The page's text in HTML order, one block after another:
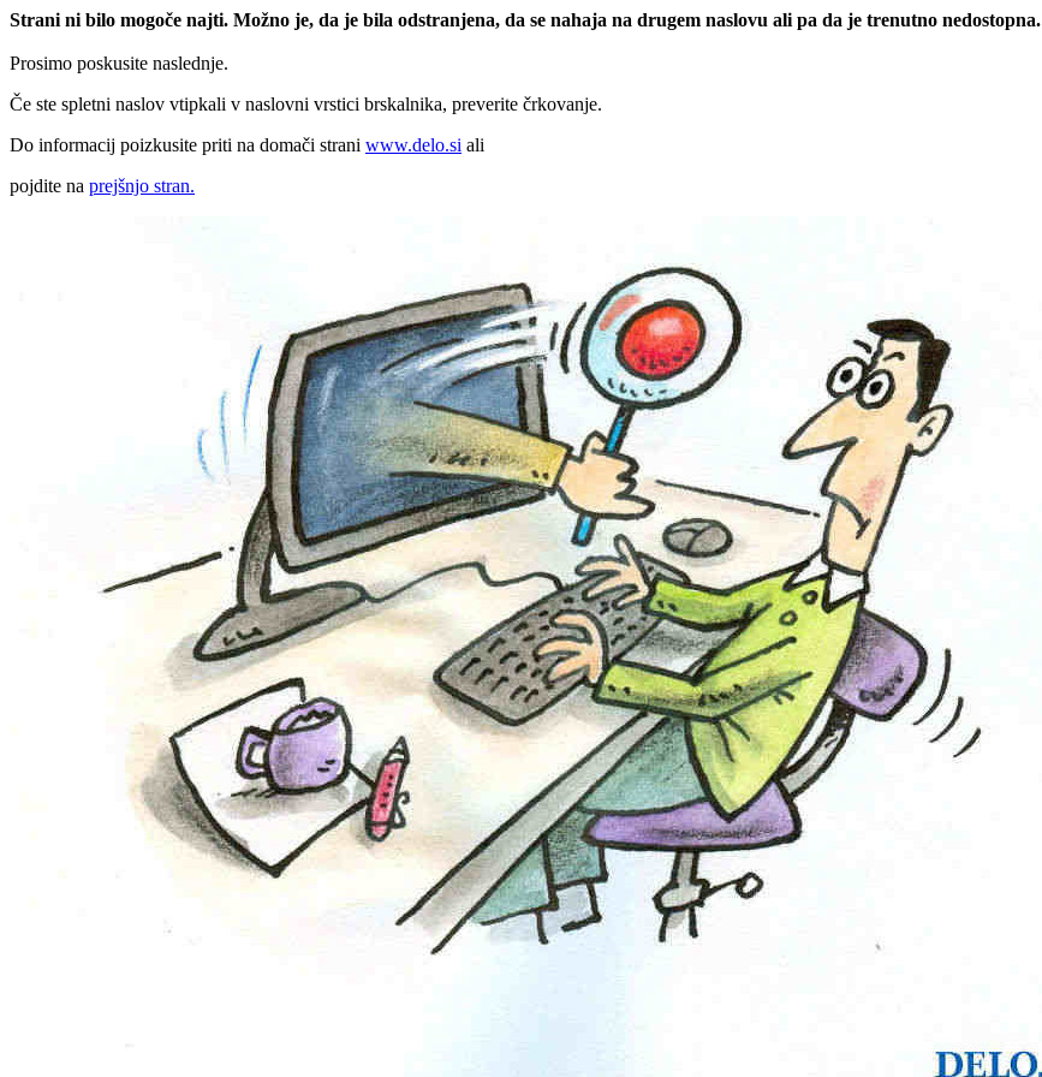
Strani ni bilo mogoče najti. Možno je, da je bila odstranjena, da se nahaja na drugem naslovu ali pa da je trenutno nedostopna.
Prosimo poskusite naslednje.
Če ste spletni naslov vtipkali v naslovni vrstici brskalnika, preverite črkovanje.
Do informacij poizkusite priti na domači strani www.delo.si ali
pojdite na prejšnjo stran.